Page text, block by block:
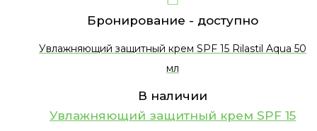
Бронирование - доступно
Увлажняющий защитный крем SPF 15 Rilastil Aqua 50
мл
В наличии
Увлажняющий защитный крем SPF 15